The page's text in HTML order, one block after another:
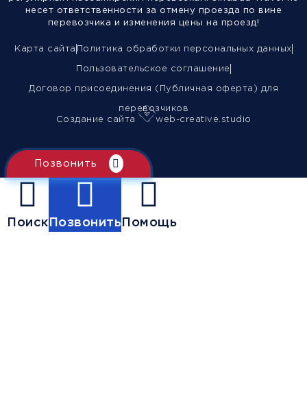
несет ответственности за отмену проезда по вине
перевозчика и изменения цены на проезд!
Карта сайта Политика обработки персональных данных
Пользовательское соглашение
Договор присоединения (Публичная оферта) для
перевозчиков
Создание сайта
web-creative.studio
Позвонить
ПоискПозвонитьПомощь